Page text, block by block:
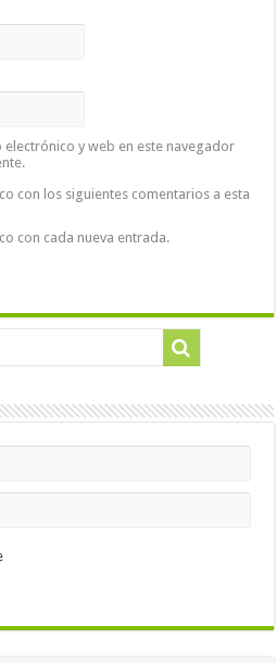
y web en este navegador
con los siguientes comentarios a esta
con cada nueva entrada.